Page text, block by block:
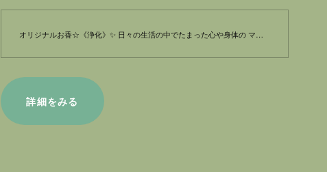
オリジナルお香☆《浄化》✨ 日々の生活の中でたまった心や身体の マイナスエネルギーを浄化しませんか？ 《浄化》は特別な香料をブレンドし、心と身体を軽やかに保つお手伝いをします。使うことで、疲れた心にスペースを与え、柔らかな空気をもたらします。 １日の終わりに…週の終わりに…新たなスタートを始める前に自身のリセット！！ ✴︎タロットカードやルーンの浄化 ✴︎お掃除の後 ✴︎自身のリフレッシュにお役立てください。 リラックスしたい時や、新たなスタートを切りたい時に、ぜひお試しください。お香の香りが、あなたの大切な時間を演出します。 ☆浄化をサポートするお守り文香プレゼント☆ お香の力で、清らかな心を日常に取り入れましょう！
詳細をみる